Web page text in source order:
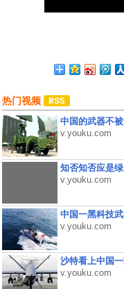
热门视频
中国的武器不
v.youku.com
知否知否应是
v.youku.com
中国一黑科技
v.youku.com
沙特看上中国
v.youku.com